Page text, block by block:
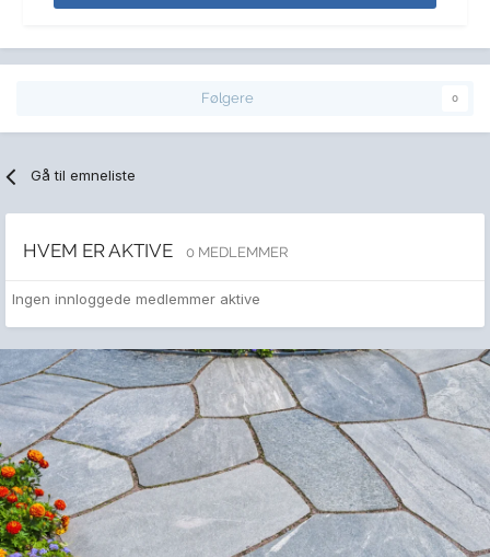
Følgere 0
Gå til emneliste
HVEM ER AKTIVE 0 MEDLEMMER
Ingen innloggede medlemmer aktive